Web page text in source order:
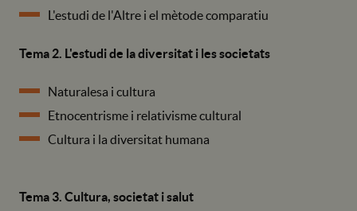
L'estudi de l'Altre i el mètode comparatiu
Tema 2. L'estudi de la diversitat i les societats
Naturalesa i cultura
Etnocentrisme i relativisme cultural
Cultura i la diversitat humana
Tema 3. Cultura, societat i salut